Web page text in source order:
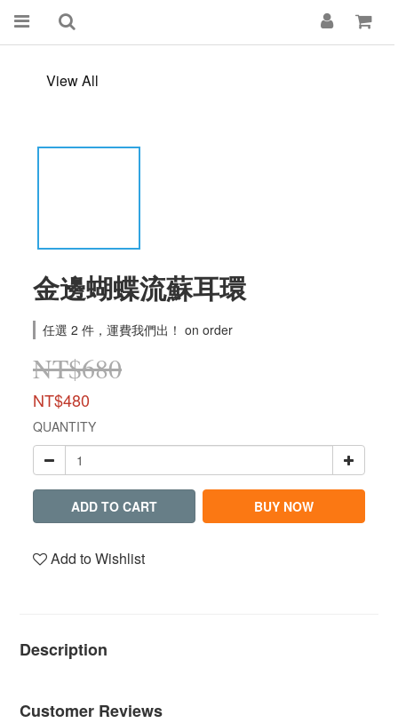
View All
金邊蝴蝶流蘇耳環
任選 2 件，運費我們出！ on order
NT$680
NT$480
QUANTITY
ADD TO CART BUY NOW
Add to Wishlist
Description
Customer Reviews